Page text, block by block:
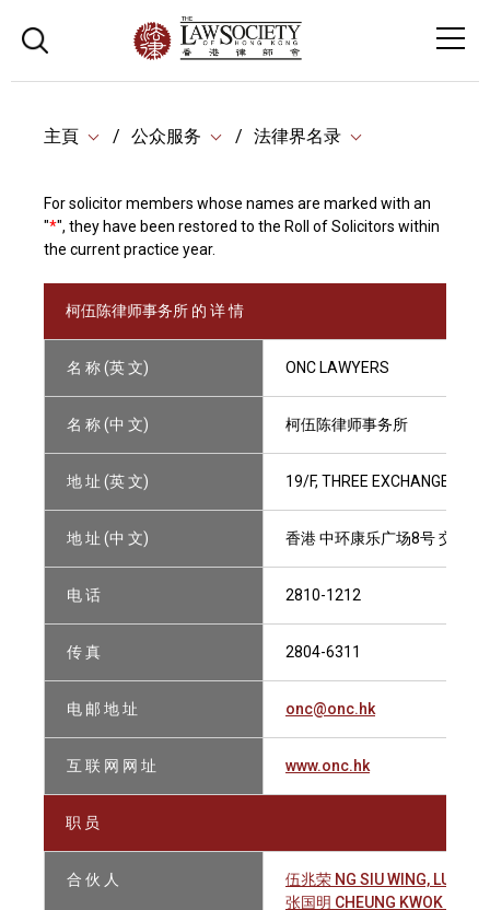
主頁 公众服务 法律界名录
For solicitor members whose names are marked with an
"*", they have been restored to the Roll of Solicitors within
the current practice year.
柯伍陈律师事务所 的 详 情
名 称 (英 文) ONC LAWYERS
名 称 (中 文) 柯伍陈律师事务所
地 址 (英 文) 19/F, THREE EXCHANGE
地 址 (中 文) 香港 中环康乐广场8号 交易
电 话 2810-1212
传 真 2804-6311
电 邮 地 址 onc@onc.hk
互 联 网 网 址 www.onc.hk
职 员
合 伙 人
伍兆荣 NG SIU WING, LUDWIG
张国明 CHEUNG KWOK MING